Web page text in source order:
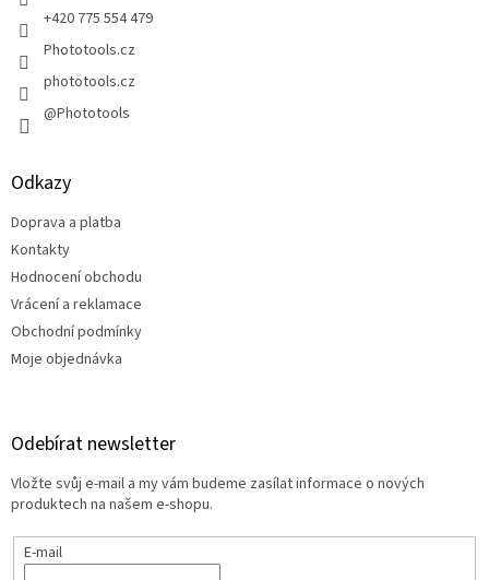
+420 775 554 479
Phototools.cz
phototools.cz
@Phototools
Odkazy
Doprava a platba
Kontakty
Hodnocení obchodu
Vrácení a reklamace
Obchodní podmínky
Moje objednávka
Odebírat newsletter
Vložte svůj e-mail a my vám budeme zasílat informace o nových
produktech na našem e-shopu.
E-mail